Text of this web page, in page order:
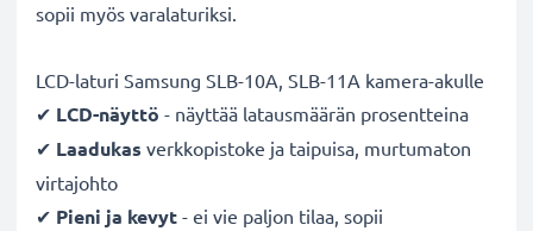
sopii myös varalaturiksi.
LCD-laturi Samsung SLB-10A, SLB-11A kamera-akulle
✔ LCD-näyttö - näyttää latausmäärän prosentteina
✔ Laadukas verkkopistoke ja taipuisa, murtumaton
virtajohto
✔ Pieni ja kevyt - ei vie paljon tilaa, sopii